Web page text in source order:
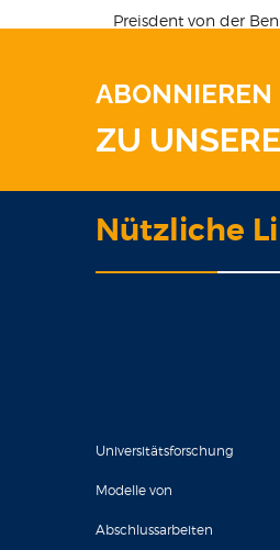
Preisdent von der
ABONNIEREN
ZU
Nützliche
Universitätsforschung
Modelle von
Abschlussarbeiten